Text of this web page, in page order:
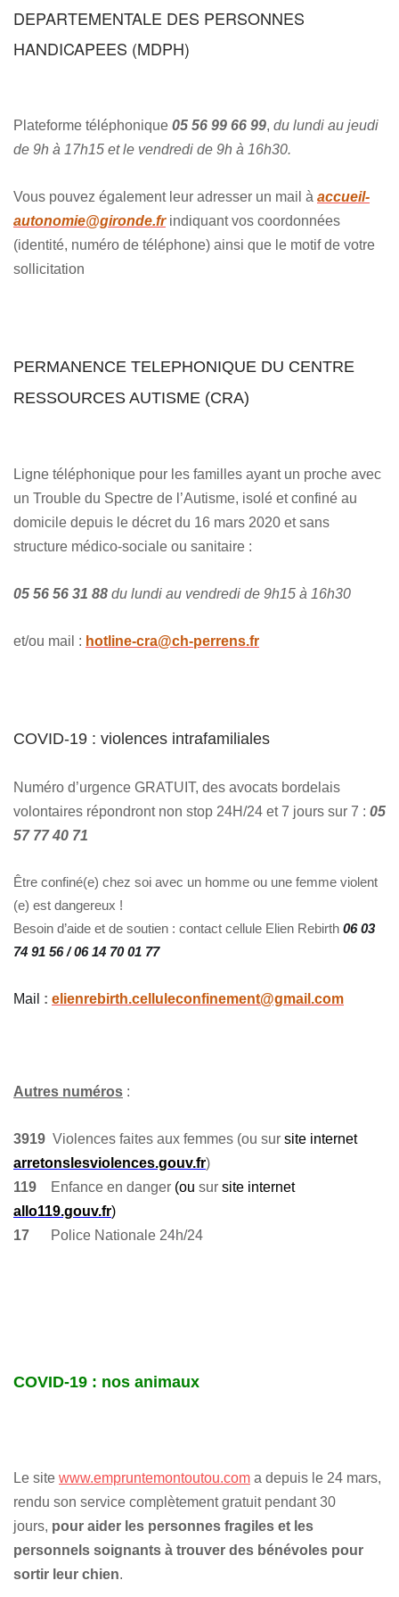
DEPARTEMENTALE DES PERSONNES
HANDICAPEES (MDPH)
Plateforme téléphonique 05 56 99 66 99, du lundi au jeudi
de 9h à 17h15 et le vendredi de 9h à 16h30.
Vous pouvez également leur adresser un mail à accueil-
autonomie@gironde.fr indiquant vos coordonnées
(identité, numéro de téléphone) ainsi que le motif de votre
sollicitation
PERMANENCE TELEPHONIQUE DU CENTRE
RESSOURCES AUTISME (CRA)
Ligne téléphonique pour les familles ayant un proche avec
un Trouble du Spectre de l’Autisme, isolé et confiné au
domicile depuis le décret du 16 mars 2020 et sans
structure médico-sociale ou sanitaire :
05 56 56 31 88 du lundi au vendredi de 9h15 à 16h30
et/ou mail : hotline-cra@ch-perrens.fr
COVID-19 : violences intrafamiliales
Numéro d’urgence GRATUIT, des avocats bordelais
volontaires répondront non stop 24H/24 et 7 jours sur 7 : 05
57 77 40 71
Être confiné(e) chez soi avec un homme ou une femme violent
(e) est dangereux !
Besoin d’aide et de soutien : contact cellule Elien Rebirth 06 03
74 91 56 / 06 14 70 01 77
Mail : elienrebirth.celluleconfinement@gmail.com
Autres numéros :
3919 Violences faites aux femmes (ou sur site internet
arretonslesviolences.gouv.fr)
119
Enfance en danger (ou sur site internet
allo119.gouv.fr)
17 Police Nationale 24h/24
COVID-19 : nos animaux
Le site www.empruntemontoutou.com a depuis le 24 mars,
rendu son service complètement gratuit pendant 30
jours, pour aider les personnes fragiles et les
personnels soignants à trouver des bénévoles pour
sortir leur chien.